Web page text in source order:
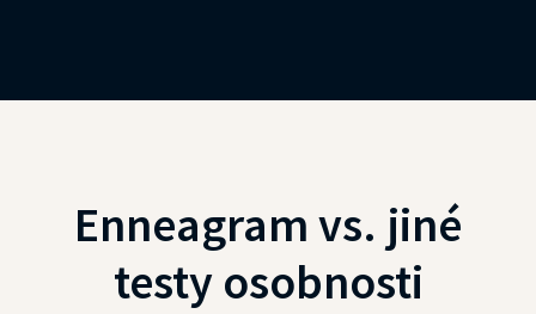
Enneagram vs. jiné
testy osobnosti